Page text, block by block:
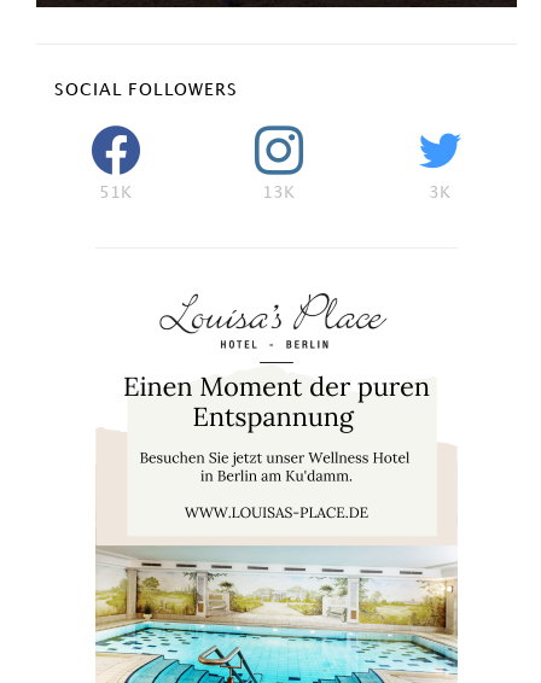
SOCIAL FOLLOWERS
51K 13K 3K